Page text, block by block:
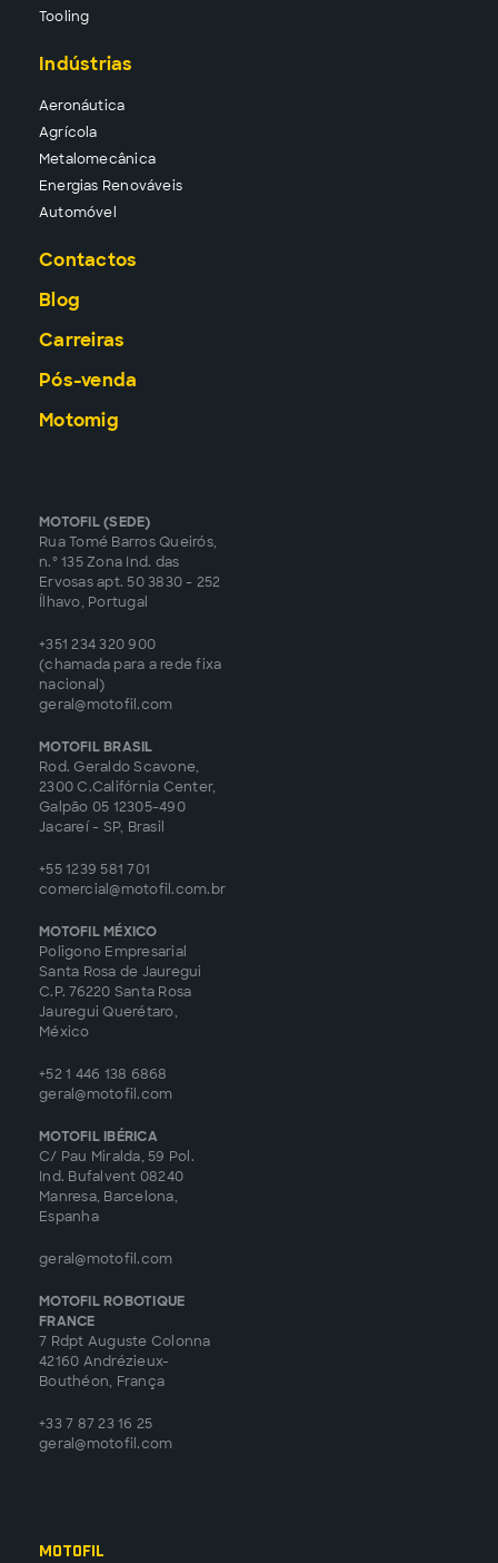
Tool ing
Indústrias
Aeronáutica
Agrícola
Metalomecânica
Energias Renováveis
Automóvel
Contactos
Blog
Carreiras
Pós-venda
Motomig
MOTOFIL (SEDE)
Rua Tomé Barros Queirós,
n.º 135 Zona Ind. das
Ervosas apt. 50 3830 - 252
Ílhavo, Portugal
+351 234 320 900
(chamada para a rede fixa
nacional)
geral@motofil.com
MOTOFIL BRASIL
Rod. Geraldo Scavone,
2300 C.Califórnia Center,
Galpão 05 12305-490
Jacareí - SP, Brasil
+55 1239 581 701
comercial@motofil.com.br
MOTOFIL MÉXICO
Poligono Empresarial
Santa Rosa de Jauregui
C.P. 76220 Santa Rosa
Jauregui Querétaro,
México
+52 1 446 138 6868
geral@motofil.com
MOTOFIL IBÉRICA
C/ Pau Miralda, 59 Pol.
Ind. Bufalvent 08240
Manresa, Barcelona,
Espanha
geral@motofil.com
MOTOFIL ROBOTIQUE
FRANCE
7 Rdpt Auguste Colonna
42160 Andrézieux-
Bouthéon, França
+33 7 87 23 16 25
geral@motofil.com
Motofil